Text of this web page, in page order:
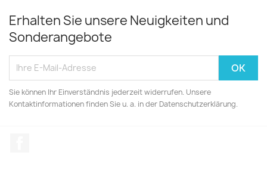
Erhalten Sie unsere Neuigkeiten und
Sonderangebote
Sie können Ihr Einverständnis jederzeit widerrufen. Unsere
Kontaktinformationen finden Sie u. a. in der Datenschutzerklärung.